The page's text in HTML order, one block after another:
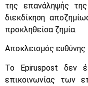
της επανάληψής
διεκδίκηση
προκληθείσα ζημία.
Αποκλεισμός ευθύνης
Το Epiruspost δεν
επικοινωνίας των